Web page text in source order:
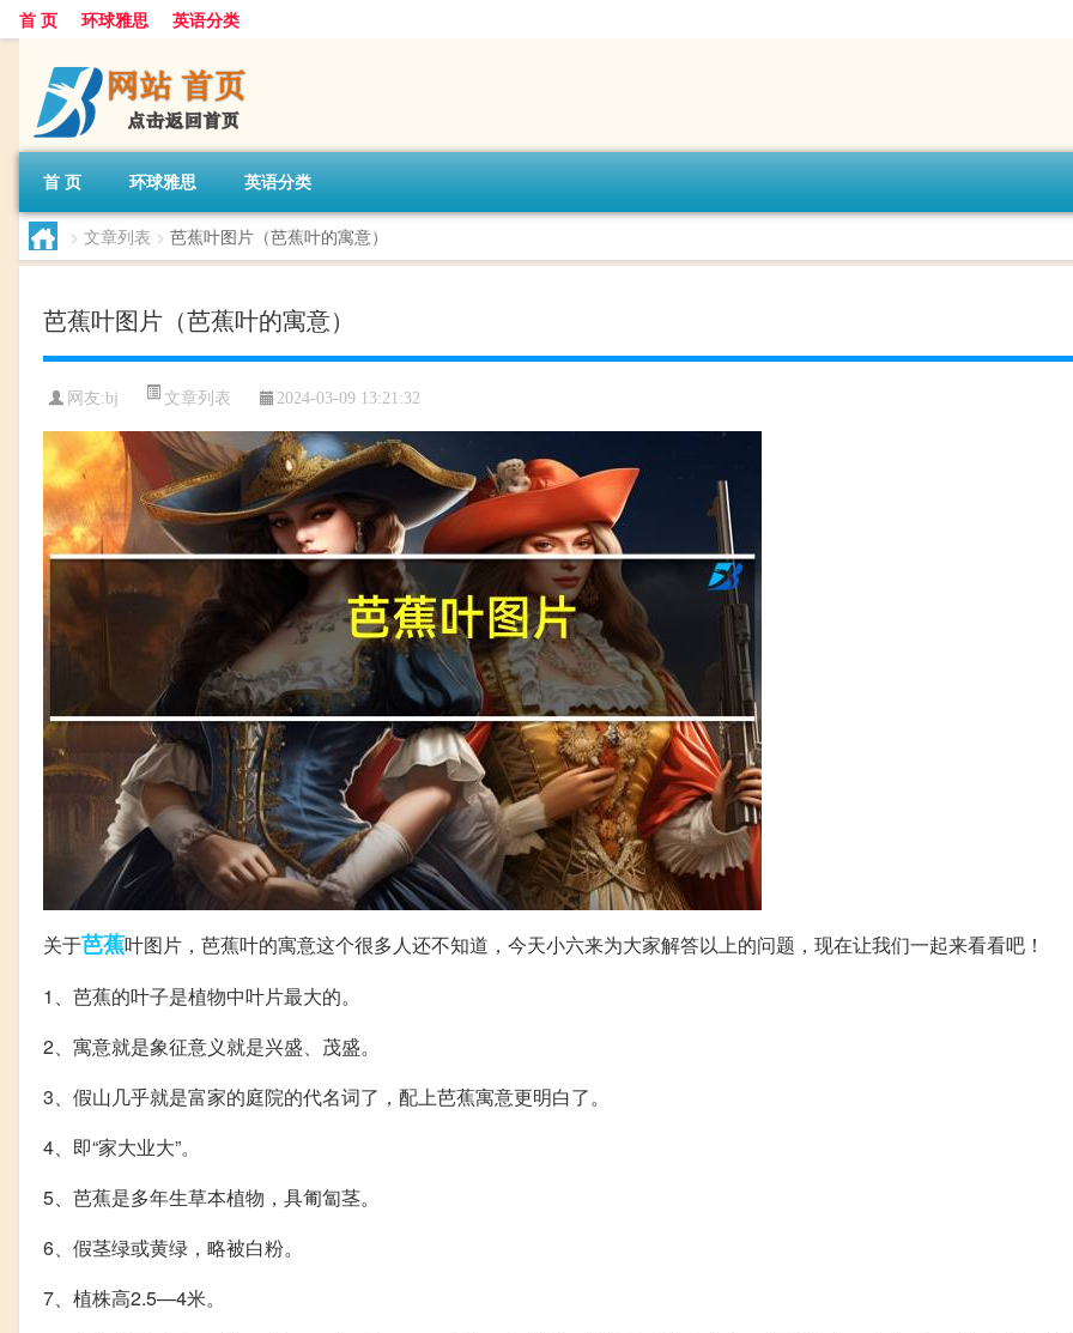
首 页 环球雅思 英语分类
首 页 环球雅思 英语分类
> 文章列表 > 芭蕉叶图片（芭蕉叶的寓意）
芭蕉叶图片（芭蕉叶的寓意）
网友:bj 文章列表 2024-03-09 13:21:32
关于芭蕉叶图片，芭蕉叶的寓意这个很多人还不知道，今天小六来为大家解答以上的问题，现在让我们一起来看看吧！
1、芭蕉的叶子是植物中叶片最大的。
2、寓意就是象征意义就是兴盛、茂盛。
3、假山几乎就是富家的庭院的代名词了，配上芭蕉寓意更明白了。
4、即“家大业大”。
5、芭蕉是多年生草本植物，具匍匐茎。
6、假茎绿或黄绿，略被白粉。
7、植株高2.5—4米。